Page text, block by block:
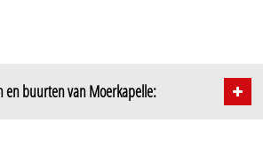
en buurten van Moerkapelle: